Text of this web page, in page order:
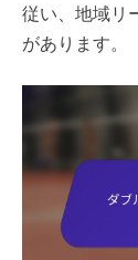
従い、地域リ
があります。